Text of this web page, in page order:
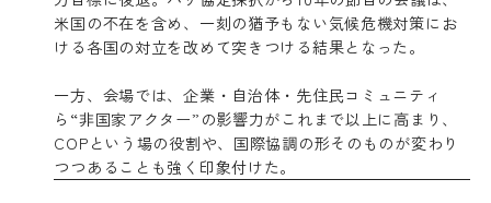
米国の不在を含め、一刻の猶予もない気候危機対策にお
ける各国の対立を改めて突きつける結果となった。
一方、会場では、企業・自治体・先住民コミュニティ
ら“非国家アクター”の影響力がこれまで以上に高まり、
COPという場の役割や、国際協調の形そのものが変わり
つつあることも強く印象付けた。